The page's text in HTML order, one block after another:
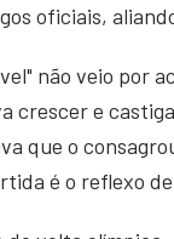
oficiais,
não veio por
crescer e
que o
é o reflexo